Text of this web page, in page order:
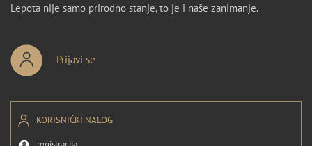
Lepota nije samo prirodno stanje, to je i naše zanimanje.
Prijavi se
KORISNIČKI NALOG